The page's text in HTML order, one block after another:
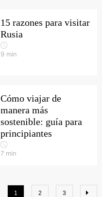
15 razones para visitar
Rusia
9 min
Cómo viajar de
manera más
sostenible: guía para
principiantes
7 min
1 2 3